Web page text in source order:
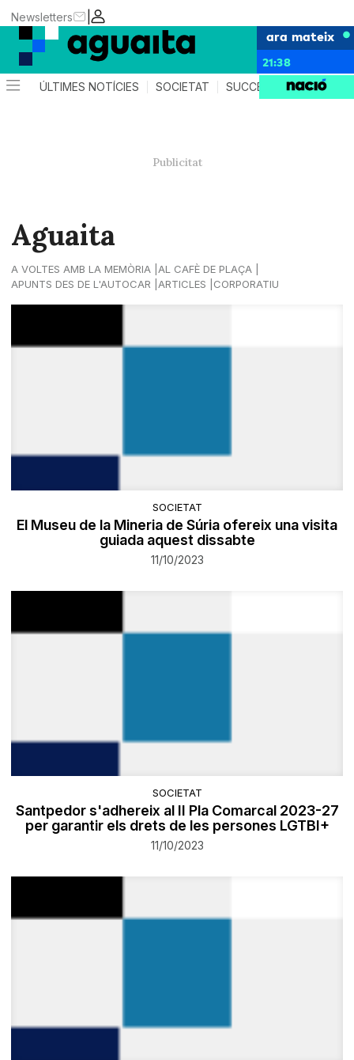
|
Newsletters
ara mateix
21:38
ÚLTIMES NOTÍCIES SOCIETAT SUCCESSOS AGENDA
Aguaita
A VOLTES AMB LA MEMÒRIA
AL CAFÈ DE PLAÇA
APUNTS DES DE L'AUTOCAR
ARTICLES CORPORATIU
SOCIETAT
El Museu de la Mineria de Súria ofereix una visita
guiada aquest dissabte
11/10/2023
SOCIETAT
Santpedor s'adhereix al II Pla Comarcal 2023-27
per garantir els drets de les persones LGTBI+
11/10/2023